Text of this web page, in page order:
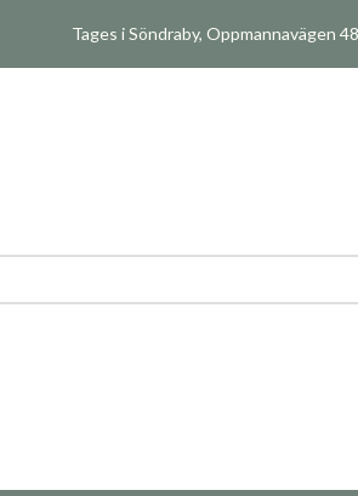
Tages i Söndraby, Oppmannavägen